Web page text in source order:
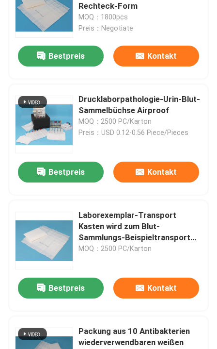
Rechteck-Form
MOQ：1800pcs
Preis：Negotiate
Bestpreis Kontakt
Drucklaborpathologie-Urin-Blut-
Sammelbüchse Airproof
MOQ：2500 PC/Karton
Preis：USD 0.12-0.56 Piece/Pieces
Bestpreis Kontakt
Laborexemplar-Transport
Kasten wird zum Blut-
Sammlungs-Beispieltransport
benutzt
MOQ：2500 PC/Karton
Bestpreis Kontakt
Packung aus 10 Antibakterien
wiederverwendbaren weißen